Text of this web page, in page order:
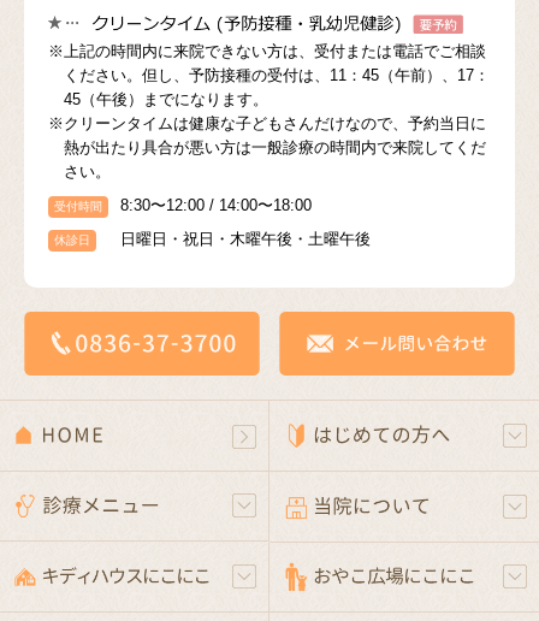
※上記の時間内に来院できない方は、受付または電話でご相談
ください。但し、予防接種の受付は、11：45（午前）、17：
45（午後）までになります。
※クリーンタイムは健康な子どもさんだけなので、予約当日に
熱が出たり具合が悪い方は一般診療の時間内で来院してくだ
さい。
受付時間 8:30〜12:00 / 14:00〜18:00
休診日 日曜日・祝日・木曜午後・土曜午後